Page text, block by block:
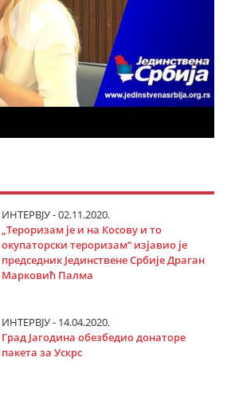
ИНТЕРВЈУ - 02.11.2020.
„Тероризам је и на Косову и то
окупаторски тероризам“ изјавио је
председник Јединствене Србије Драган
Марковић Палма
ИНТЕРВЈУ - 14.04.2020.
Град Јагодина обезбедио донаторе
пакета за Ускрс